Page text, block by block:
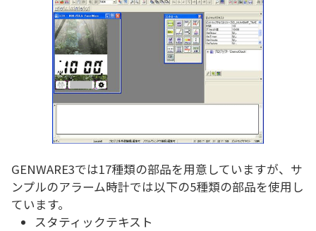
GENWARE3では17種類の部品を用意していますが、サ
ンプルのアラーム時計では以下の5種類の部品を使用し
ています。
スタティックテキスト